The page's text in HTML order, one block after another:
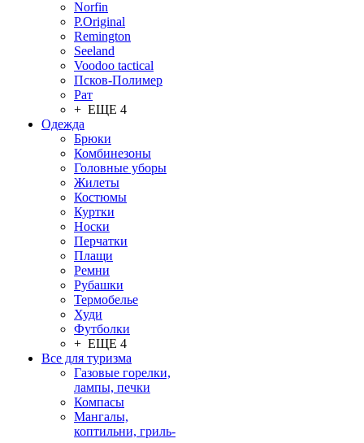
Norfin
P.Original
Remington
Seeland
Voodoo tactical
Псков-Полимер
Рат
+ ЕЩЕ 4
Одежда
Брюки
Комбинезоны
Головные уборы
Жилеты
Костюмы
Куртки
Носки
Перчатки
Плащи
Ремни
Рубашки
Термобелье
Худи
Футболки
+ ЕЩЕ 4
Все для туризма
Газовые горелки,
лампы, печки
Компасы
Мангалы,
коптильни, гриль-